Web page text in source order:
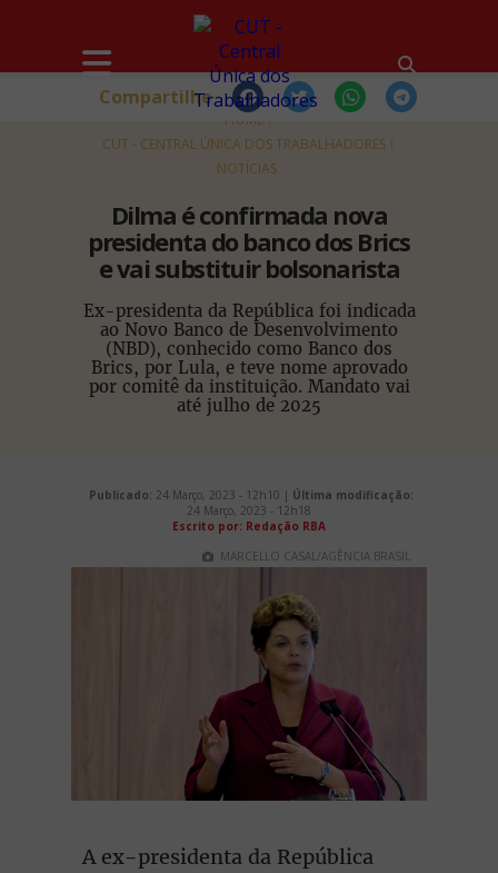
HOME
CUT - CENTRAL ÚNICA DOS TRABALHADORES
NOTÍCIAS
Dilma é confirmada nova
presidenta do banco dos Brics
e vai substituir bolsonarista
Ex-presidenta da República foi indicada
ao Novo Banco de Desenvolvimento
(NBD), conhecido como Banco dos
Brics, por Lula, e teve nome aprovado
por comitê da instituição. Mandato vai
até julho de 2025
Compartilhe
Publicado: 24 Março, 2023 - 12h10 | Última modificação:
24 Março, 2023 - 12h18
Escrito por: Redação RBA
MARCELLO CASAL/AGÊNCIA BRASIL
A ex-presidenta da República